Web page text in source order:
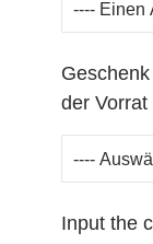
der Vorrat
Input the